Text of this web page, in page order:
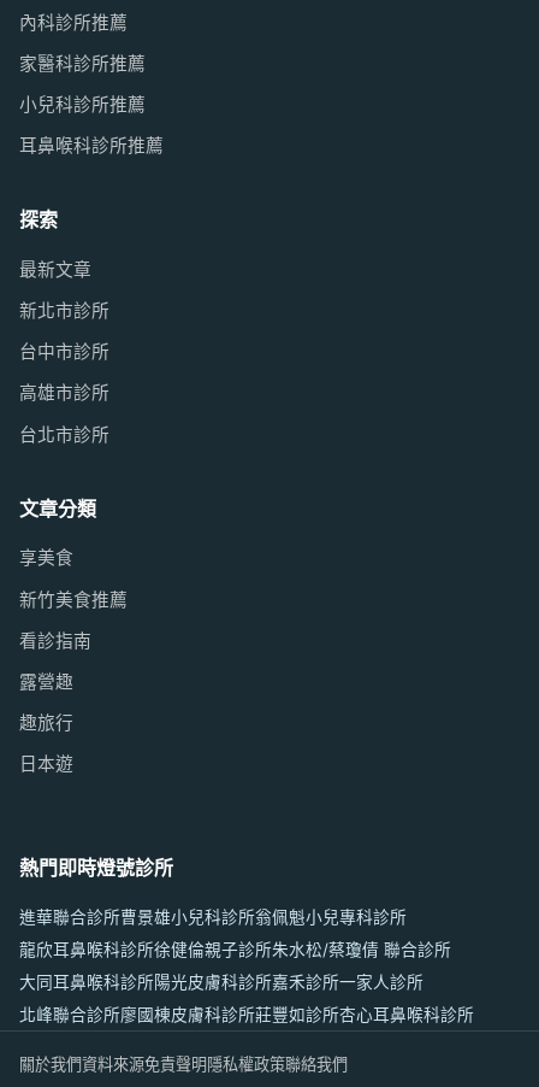
內科診所推薦
家醫科診所推薦
小兒科診所推薦
耳鼻喉科診所推薦
探索
最新文章
新北市診所
台中市診所
高雄市診所
台北市診所
文章分類
享美食
新竹美食推薦
看診指南
露營趣
趣旅行
日本遊
熱門即時燈號診所
進華聯合診所曹景雄小兒科診所翁佩魁小兒專科診所
龍欣耳鼻喉科診所徐健倫親子診所朱水松/蔡瓊倩 聯合診所
大同耳鼻喉科診所陽光皮膚科診所嘉禾診所一家人診所
北峰聯合診所廖國棟皮膚科診所莊豐如診所杏心耳鼻喉科診所
關於我們資料來源免責聲明隱私權政策聯絡我們